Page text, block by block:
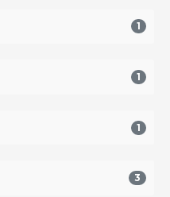
1
1
1
3